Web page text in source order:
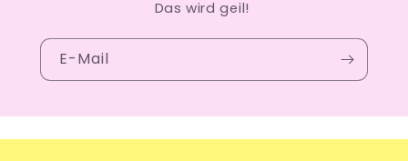
Das wird geil!
E-Mail